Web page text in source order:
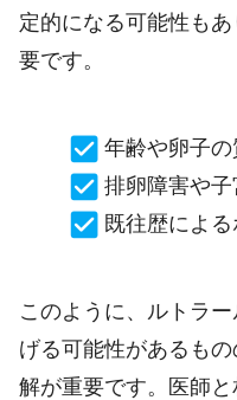
定的になる可能性も
要です。
年齢や卵子
排卵障害や
既往歴によ
このように、ルトラ
げる可能性があるも
解が重要です。医師